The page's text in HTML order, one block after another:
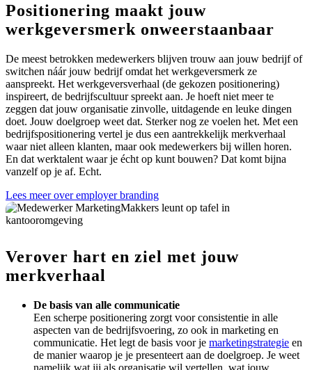
Positionering maakt jouw
werkgeversmerk onweerstaanbaar
De meest betrokken medewerkers blijven trouw aan jouw bedrijf of
switchen náár jouw bedrijf omdat het werkgeversmerk ze
aanspreekt. Het werkgeversverhaal (de gekozen positionering)
inspireert, de bedrijfscultuur spreekt aan. Je hoeft niet meer te
zeggen dat jouw organisatie zinvolle, uitdagende en leuke dingen
doet. Jouw doelgroep weet dat. Sterker nog ze voelen het. Met een
bedrijfspositionering vertel je dus een aantrekkelijk merkverhaal
waar niet alleen klanten, maar ook medewerkers bij willen horen.
En dat werktalent waar je écht op kunt bouwen? Dat komt bijna
vanzelf op je af. Echt.
Lees meer over employer branding
Verover hart en ziel met jouw
merkverhaal
De basis van alle communicatie
Een scherpe positionering zorgt voor consistentie in alle
aspecten van de bedrijfsvoering, zo ook in marketing en
communicatie. Het legt de basis voor je marketingstrategie en
de manier waarop je je presenteert aan de doelgroep. Je weet
namelijk wat jij als organisatie wil vertellen, wat jouw